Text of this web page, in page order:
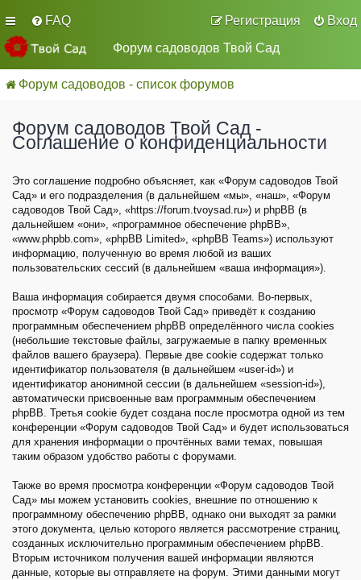
FAQ Вход
Регистрация
Форум садоводов Твой Сад
Форум садоводов - список форумов
Форум садоводов Твой Сад -
Соглашение о конфиденциальности
Это соглашение подробно объясняет, как «Форум садоводов Твой
Сад» и его подразделения (в дальнейшем «мы», «наш», «Форум
садоводов Твой Сад», «https://forum.tvoysad.ru») и phpBB (в
дальнейшем «они», «программное обеспечение phpBB»,
«www.phpbb.com», «phpBB Limited», «phpBB Teams») используют
информацию, полученную во время любой из ваших
пользовательских сессий (в дальнейшем «ваша информация»).
Ваша информация собирается двумя способами. Во-первых,
просмотр «Форум садоводов Твой Сад» приведёт к созданию
программным обеспечением phpBB определённого числа cookies
(небольшие текстовые файлы, загружаемые в папку временных
файлов вашего браузера). Первые две cookie содержат только
идентификатор пользователя (в дальнейшем «user-id») и
идентификатор анонимной сессии (в дальнейшем «session-id»),
автоматически присвоенные вам программным обеспечением
phpBB. Третья cookie будет создана после просмотра одной из тем
конференции «Форум садоводов Твой Сад» и будет использоваться
для хранения информации о прочтённых вами темах, повышая
таким образом удобство работы с форумами.
Также во время просмотра конференции «Форум садоводов Твой
Сад» мы можем установить cookies, внешние по отношению к
программному обеспечению phpBB, однако они выходят за рамки
этого документа, целью которого является рассмотрение страниц,
созданных исключительно программным обеспечением phpBB.
Вторым источником получения вашей информации являются
данные, которые вы отправляете на форум. Этими данными могут